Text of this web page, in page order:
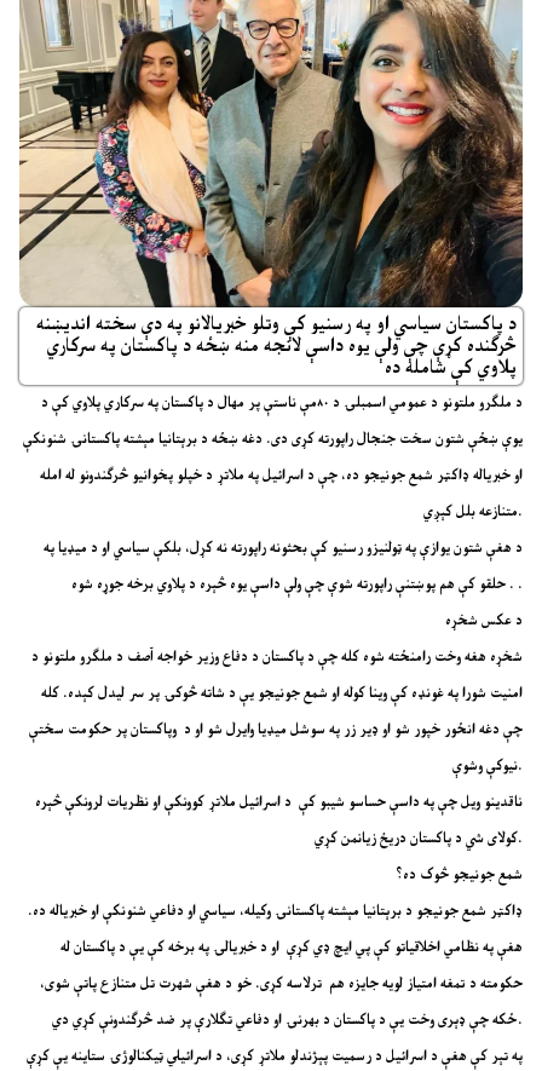
د پاکستان سیاسي او په رسنیو کې وتلو خبریالانو په دې سخته انديښنه
څرګنده کړې چې ولې یوه داسې لانجه منه ښځه د پاکستان په سرکاري
پلاوي کې شامله ده
د ملګرو ملتونو د عمومي اسمبلۍ د ۸۰مې ناستې پر مهال د پاکستان په سرکاري پلاوي کې د
یوې ښځې شتون سخت جنجال راپورته کړی دی. دغه ښځه د برېتانیا مېشته پاکستانۍ شنونکې
او خبریاله ډاکټر شمع جونیجو ده، چې د اسرائیل په ملاتړ د خپلو پخوانیو څرګندونو له امله
متنازعه بلل کېږي.
د هغې شتون یوازې په ټولنیزو رسنیو کې بحثونه راپورته نه کړل، بلکې سیاسي او د میډیا په
حلقو کې هم پوښتنې راپورته شوې چې ولې داسې یوه څېره د پلاوي برخه جوړه شوه. .
د عکس شخړه
شخړه هغه وخت رامنځته شوه کله چې د پاکستان د دفاع وزیر خواجه آصف د ملګرو ملتونو د
امنیت شورا په غونډه کې وینا کوله او شمع جونیجو یې د شاته څوکۍ پر سر لیدل کېده. کله
چې دغه انځور خپور شو او ډیر زر په سوشل میډیا وایرل شو او د وپاکستان پر حکومت سختې
نیوکې وشوې.
ناقدینو ویل چې په داسې حساسو شیبو کې د اسرائیل ملاتړ کوونکې او نظریات لرونکې څېره
کولای شي د پاکستان دریځ زیانمن کړي.
شمع جونیجو څوک ده؟
ډاکټر شمع جونیجو د برېتانیا مېشته پاکستانۍ وکیله، سیاسي او دفاعي شنونکې او خبریاله ده.
هغې په نظامي اخلاقیاتو کې پي ایچ ډي کړې او د خبریالۍ په برخه کې یې د پاکستان له
حکومته د تمغه امتیاز لویه جایزه هم ترلاسه کړی. خو د هغې شهرت تل متنازع پاتې شوی،
ځکه چې ډېری وخت یې د پاکستان د بهرنۍ او دفاعي تګلارې پر ضد څرګندونې کړي دي.
په تېر کې هغې د اسرائیل د رسمیت پېژندلو ملاتړ کړی، د اسرائیلي ټیکنالوژۍ ستاینه یې کړې